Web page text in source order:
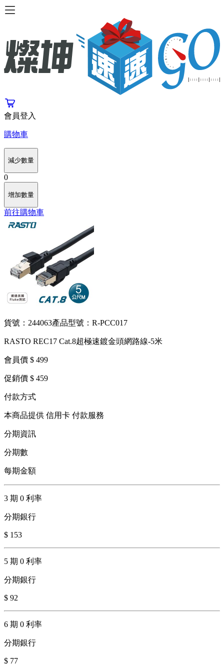
會員登入
購物車
減少數量
0
增加數量
前往購物車
貨號：244063產品型號：R-PCC017
RASTO REC17 Cat.8超極速鍍金頭網路線-5米
會員價 $ 499
促銷價 $ 459
付款方式
本商品提供 信用卡 付款服務
分期資訊
分期數
每期金額
3 期 0 利率
分期銀行
$ 153
5 期 0 利率
分期銀行
$ 92
6 期 0 利率
分期銀行
$ 77